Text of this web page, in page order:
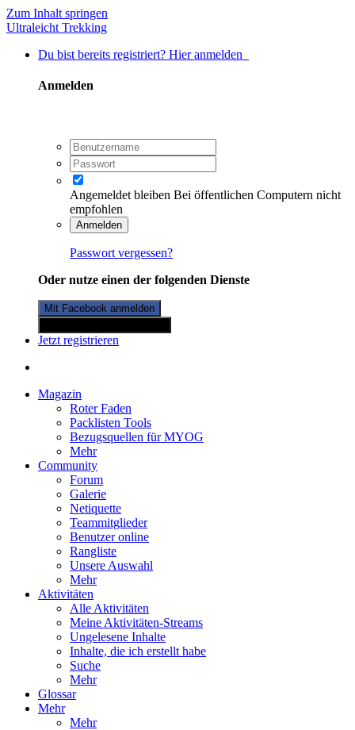
Zum Inhalt springen
Ultraleicht Trekking
Du bist bereits registriert? Hier anmelden
Anmelden
Angemeldet bleiben Bei öffentlichen Computern nicht
empfohlen
Anmelden
Passwort vergessen?
Oder nutze einen der folgenden Dienste
Mit Facebook anmelden
Jetzt registrieren
Magazin
Roter Faden
Packlisten Tools
Bezugsquellen für MYOG
Mehr
Community
Forum
Galerie
Netiquette
Teammitglieder
Benutzer online
Rangliste
Unsere Auswahl
Mehr
Aktivitäten
Alle Aktivitäten
Meine Aktivitäten-Streams
Ungelesene Inhalte
Inhalte, die ich erstellt habe
Suche
Mehr
Glossar
Mehr
Mehr